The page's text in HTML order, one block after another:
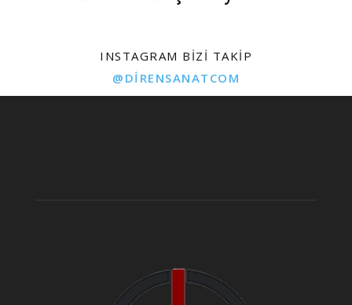
INSTAGRAM BIZI TAKIP
@DIRENSANATCOM